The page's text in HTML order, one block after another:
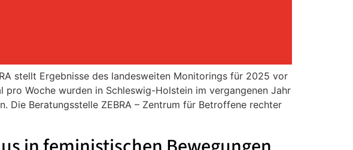
stellt Ergebnisse des landesweiten Monitorings für 2025 vor
pro Woche wurden in Schleswig-Holstein im vergangenen Jahr
Die Beratungsstelle ZEBRA – Zentrum für Betroffene rechter